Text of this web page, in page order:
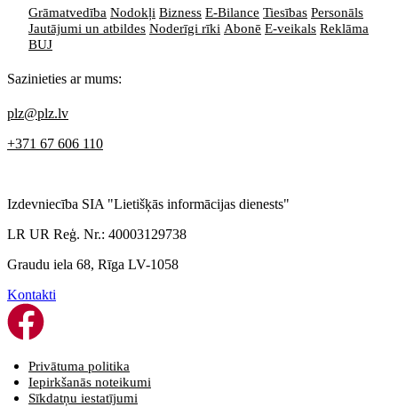
Grāmatvedība Nodokļi Bizness E-Bilance Tiesības Personāls
Jautājumi un atbildes Noderīgi rīki Abonē E-veikals Reklāma
BUJ
Sazinieties ar mums:
plz@plz.lv
+371 67 606 110
Izdevniecība SIA "Lietišķās informācijas dienests"
LR UR Reģ. Nr.: 40003129738
Graudu iela 68, Rīga LV-1058
Kontakti
Privātuma politika
Iepirkšanās noteikumi
Sīkdatņu iestatījumi